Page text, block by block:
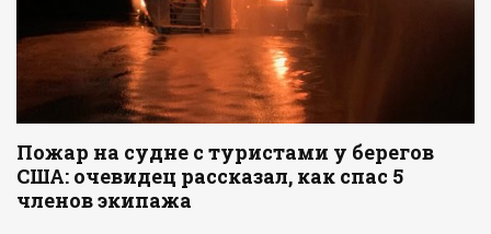
Пожар на судне с туристами у берегов
США: очевидец рассказал, как спас 5
членов экипажа